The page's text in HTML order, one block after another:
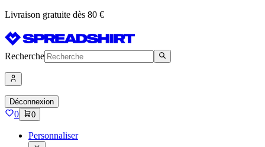
Livraison gratuite dès 80 €
Recherche
Déconnexion
0 0
Personnaliser